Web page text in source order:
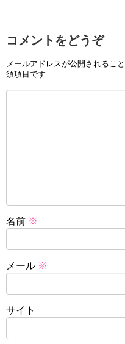
コメントをどうぞ
メールアドレスが公開されること
須項目です
名前 ※
メール ※
サイト